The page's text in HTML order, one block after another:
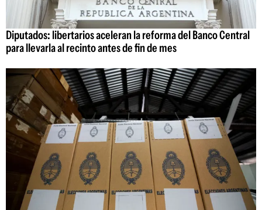
Diputados: libertarios aceleran la reforma del Banco Central
para llevarla al recinto antes de fin de mes